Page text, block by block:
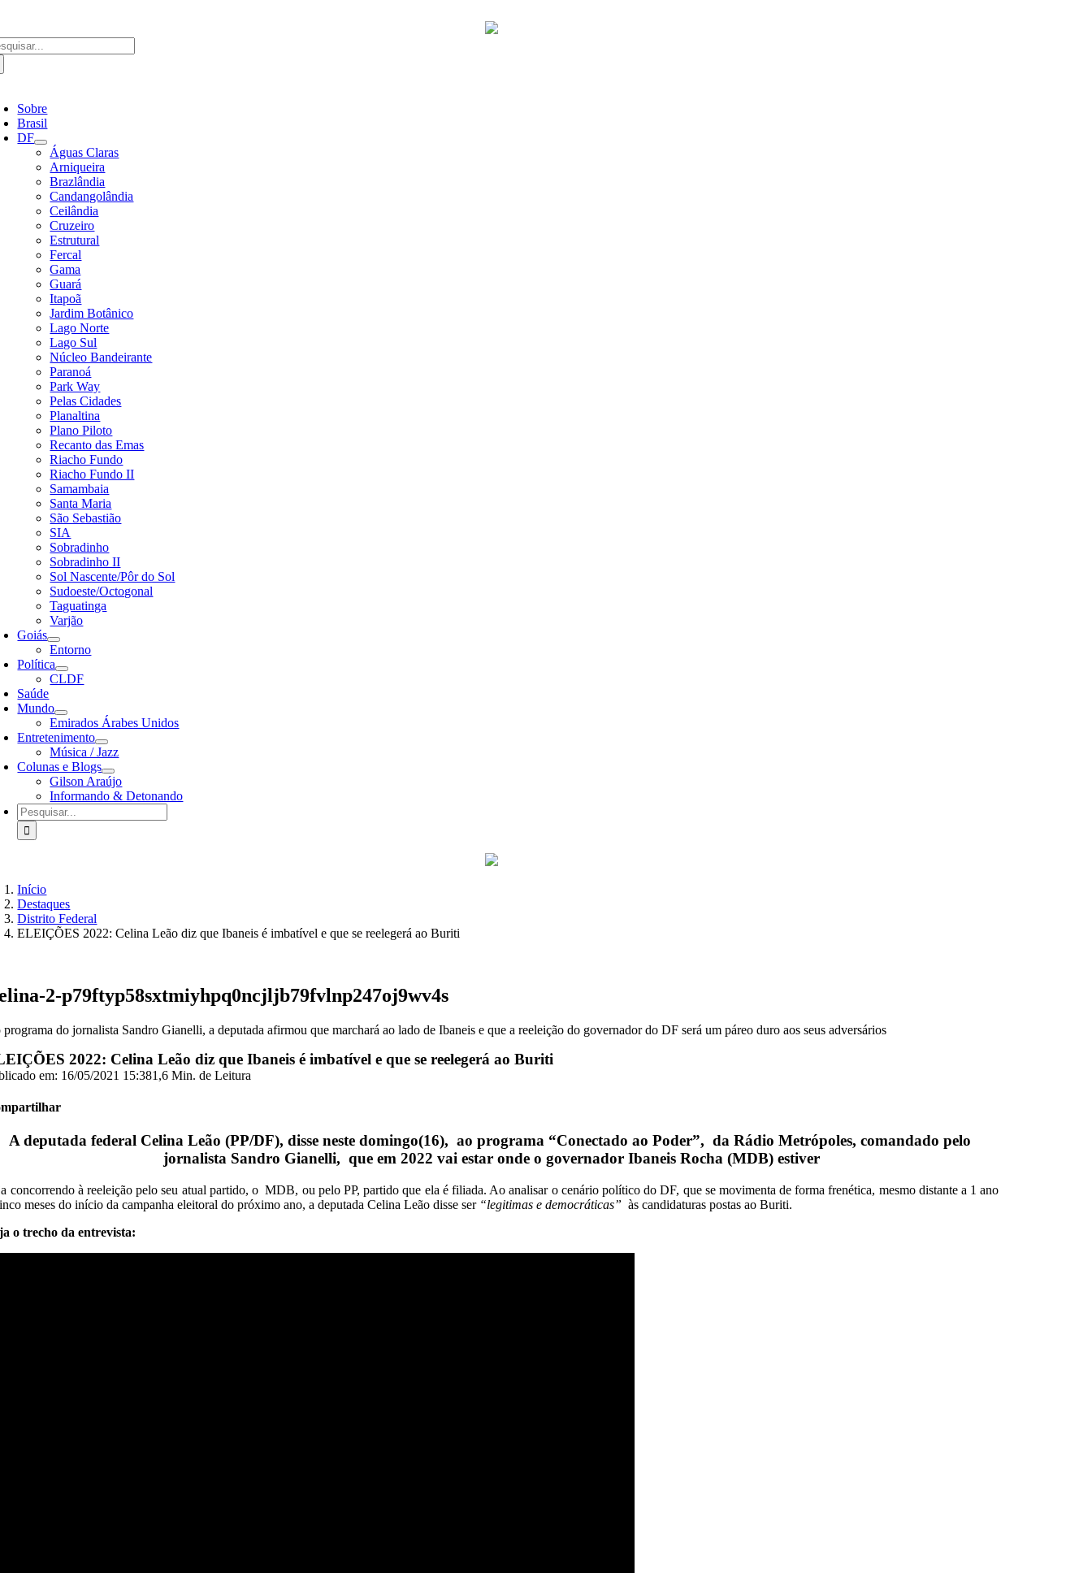
o
conteúdo
Sobre
Brasil
DF
Águas Claras
Arniqueira
Brazlândia
Candangolândia
Ceilândia
Cruzeiro
Estrutural
Fercal
Gama
Guará
Itapoã
Jardim Botânico
Lago Norte
Lago Sul
Núcleo Bandeirante
Paranoá
Park Way
Pelas Cidades
Planaltina
Plano Piloto
Recanto das Emas
Riacho Fundo
Riacho Fundo II
Samambaia
Santa Maria
São Sebastião
SIA
Sobradinho
Sobradinho II
Sol Nascente/Pôr do Sol
Sudoeste/Octogonal
Taguatinga
Varjão
Goiás
Entorno
Política
CLDF
Saúde
Mundo
Emirados Árabes Unidos
Entretenimento
Música / Jazz
Colunas e Blogs
Gilson Araújo
Informando & Detonando
Buscar
resultados
para:
Início
Destaques
Distrito Federal
ELEIÇÕES 2022: Celina Leão diz que Ibaneis é imbatível e que se reelegerá ao Buriti
2-p79ftyp58sxtmiyhpq0ncjljb79fvlnp247oj9wv4s
programa do jornalista Sandro Gianelli, a deputada afirmou que marchará ao lado de Ibaneis e que a reeleição do governador do DF será um páreo duro aos seus adversários
2022: Celina Leão diz que Ibaneis é imbatível e que se reelegerá ao Buriti
em: 16/05/2021 15:381,6 Min. de Leitura
A deputada federal Celina Leão (PP/DF), disse neste domingo(16), ao programa “Conectado ao Poder”, da Rádio Metrópoles, comandado pelo
jornalista Sandro Gianelli, que em 2022 vai estar onde o governador Ibaneis Rocha (MDB) estiver
concorrendo à reeleição pelo seu atual partido, o MDB, ou pelo PP, partido que ela é filiada. Ao analisar o cenário político do DF, que se movimenta de forma frenética, mesmo distante a 1 ano
meses do início da campanha eleitoral do próximo ano, a deputada Celina Leão disse ser “legitimas e democráticas” às candidaturas postas ao Buriti.
o trecho da entrevista: